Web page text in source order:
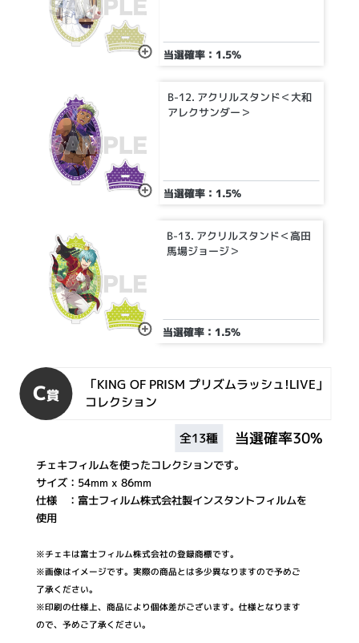
当選確率：1.5%
当選確率：1.5%
B-12. アクリルスタンド＜大和
アレクサンダー＞
当選確率：1.5%
B-13. アクリルスタンド＜高田
馬場ジョージ＞
C賞
「KING OF PRISM プリズムラッシュ!LIVE」
コレクション
全13種 当選確率30%
チェキフィルムを使ったコレクションです。
サイズ：54mm x 86mm
仕様 ：富士フィルム株式会社製インスタントフィルムを
使用
※チェキは富士フィルム株式会社の登録商標です。
※画像はイメージです。実際の商品とは多少異なりますので予めご
了承ください。
※印刷の仕様上、商品により個体差がございます。仕様となります
ので、予めご了承ください。